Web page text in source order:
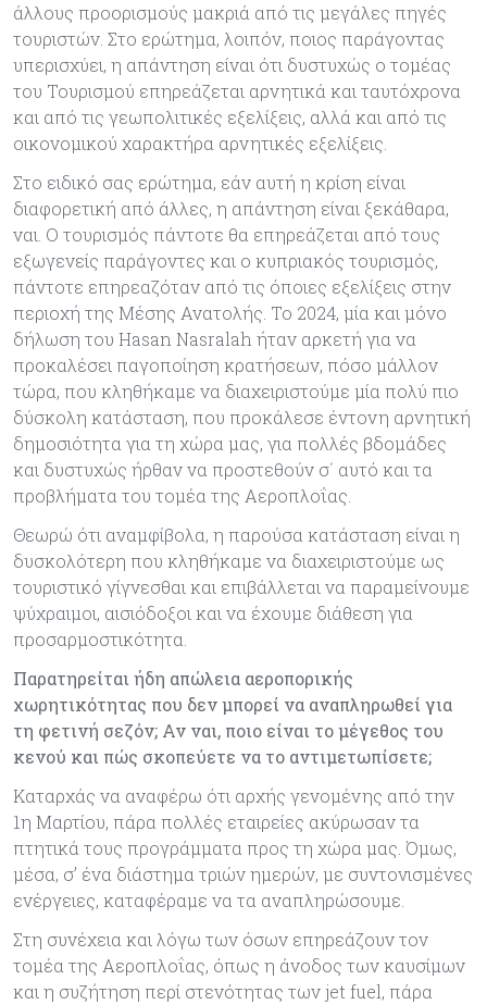
άλλους προορισμούς μακριά από τις μεγάλες πηγές
τουριστών. Στο ερώτημα, λοιπόν, ποιος παράγοντας
υπερισχύει, η απάντηση είναι ότι δυστυχώς ο τομέας
του Τουρισμού επηρεάζεται αρνητικά και ταυτόχρονα
και από τις γεωπολιτικές εξελίξεις, αλλά και από τις
οικονομικού χαρακτήρα αρνητικές εξελίξεις.
Στο ειδικό σας ερώτημα, εάν αυτή η κρίση είναι
διαφορετική από άλλες, η απάντηση είναι ξεκάθαρα,
ναι. Ο τουρισμός πάντοτε θα επηρεάζεται από τους
εξωγενείς παράγοντες και ο κυπριακός τουρισμός,
πάντοτε επηρεαζόταν από τις όποιες εξελίξεις στην
περιοχή της Μέσης Ανατολής. Το 2024, μία και μόνο
δήλωση του Hasan Nasralah ήταν αρκετή για να
προκαλέσει παγοποίηση κρατήσεων, πόσο μάλλον
τώρα, που κληθήκαμε να διαχειριστούμε μία πολύ πιο
δύσκολη κατάσταση, που προκάλεσε έντονη αρνητική
δημοσιότητα για τη χώρα μας, για πολλές βδομάδες
και δυστυχώς ήρθαν να προστεθούν σ΄ αυτό και τα
προβλήματα του τομέα της Αεροπλοΐας.
Θεωρώ ότι αναμφίβολα, η παρούσα κατάσταση είναι η
δυσκολότερη που κληθήκαμε να διαχειριστούμε ως
τουριστικό γίγνεσθαι και επιβάλλεται να παραμείνουμε
ψύχραιμοι, αισιόδοξοι και να έχουμε διάθεση για
προσαρμοστικότητα.
Παρατηρείται ήδη απώλεια αεροπορικής
χωρητικότητας που δεν μπορεί να αναπληρωθεί για
τη φετινή σεζόν; Αν ναι, ποιο είναι το μέγεθος του
κενού και πώς σκοπεύετε να το αντιμετωπίσετε;
Καταρχάς να αναφέρω ότι αρχής γενομένης από την
1η Μαρτίου, πάρα πολλές εταιρείες ακύρωσαν τα
πτητικά τους προγράμματα προς τη χώρα μας. Όμως,
μέσα, σ’ ένα διάστημα τριών ημερών, με συντονισμένες
ενέργειες, καταφέραμε να τα αναπληρώσουμε.
Στη συνέχεια και λόγω των όσων επηρεάζουν τον
τομέα της Αεροπλοΐας, όπως η άνοδος των καυσίμων
και η συζήτηση περί στενότητας των jet fuel, πάρα